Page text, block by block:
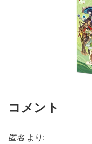
コメント
匿名 より: